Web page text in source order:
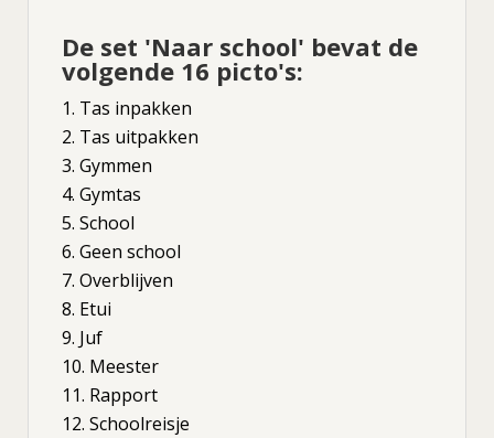
De set 'Naar school' bevat de
volgende 16 picto's:
Tas inpakken
Tas uitpakken
Gymmen
Gymtas
School
Geen school
Overblijven
Etui
Juf
Meester
Rapport
Schoolreisje